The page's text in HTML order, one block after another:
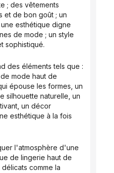
; des vêtements
et de bon goût ; un
une esthétique digne
de mode ; un style
sophistiqué.
mode haut de
épouse les formes, un
silhouette naturelle, un
un décor
esthétique à la fois
de lingerie haut de
comme la